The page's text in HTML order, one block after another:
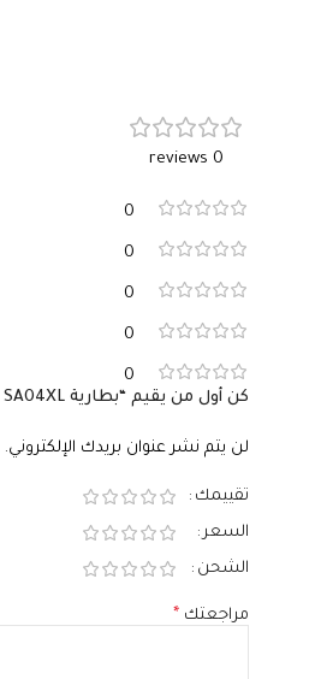
0 reviews
0
0
0
0
0
كن أول من يقيم “بطارية HP SA04XL أصلية متوافقة مع Envy x360 – سعة 55.67 واط/ساعة”
لن يتم نشر عنوان بريدك الإلكتروني.
تقييمك
السعر
الشحن
مراجعتك *